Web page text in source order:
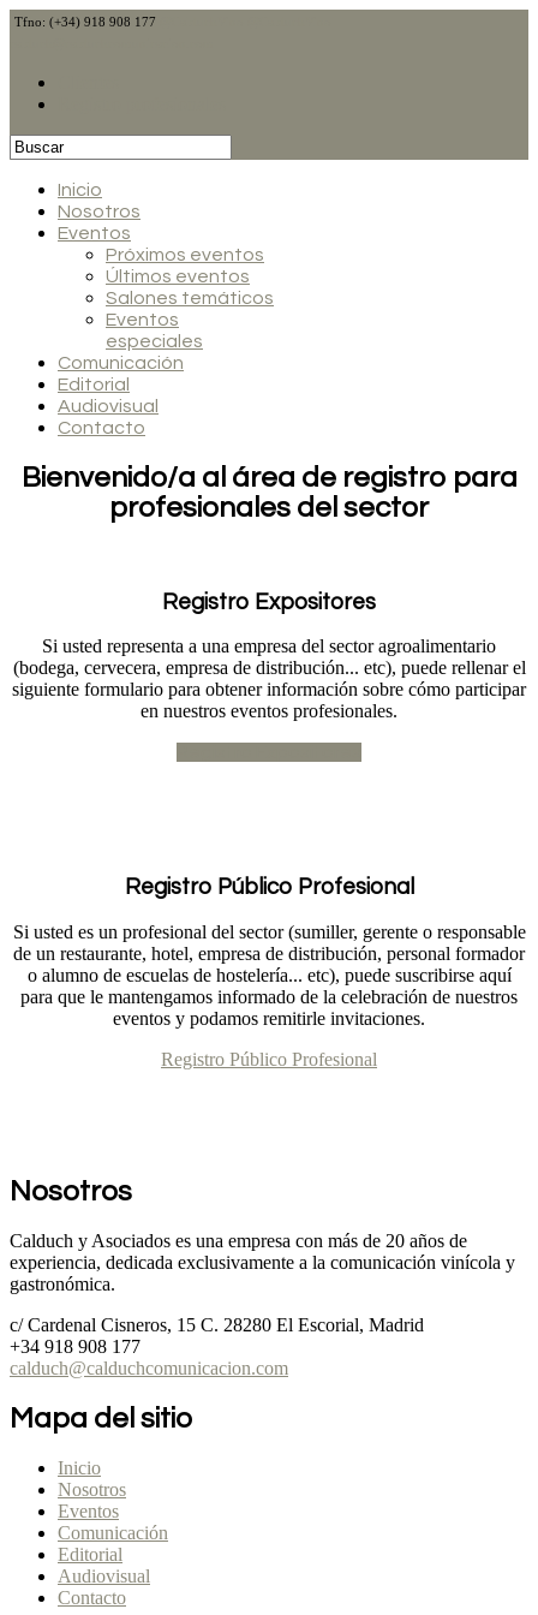
Tfno: (+34) 918 908 177
Inicio
Nosotros
Eventos
Próximos eventos
Últimos eventos
Salones temáticos
Eventos
especiales
Comunicación
Editorial
Audiovisual
Contacto
Bienvenido/a al área de registro para
profesionales del sector
Registro Expositores
Si usted representa a una empresa del sector agroalimentario
(bodega, cervecera, empresa de distribución... etc), puede rellenar el
siguiente formulario para obtener información sobre cómo participar
en nuestros eventos profesionales.
Registro Público Profesional
Si usted es un profesional del sector (sumiller, gerente o responsable
de un restaurante, hotel, empresa de distribución, personal formador
o alumno de escuelas de hostelería... etc), puede suscribirse aquí
para que le mantengamos informado de la celebración de nuestros
eventos y podamos remitirle invitaciones.
Registro Público Profesional
Nosotros
Calduch y Asociados es una empresa con más de 20 años de
experiencia, dedicada exclusivamente a la comunicación vinícola y
gastronómica.
c/ Cardenal Cisneros, 15 C. 28280 El Escorial, Madrid
+34 918 908 177
calduch@calduchcomunicacion.com
Mapa del sitio
Inicio
Nosotros
Eventos
Comunicación
Editorial
Audiovisual
Contacto